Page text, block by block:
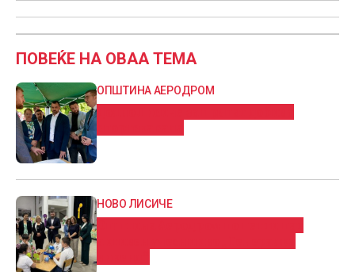
ПОВЕЌЕ НА ОВАА ТЕМА
ОПШТИНА АЕРОДРОМ
НОВО ЛИСИЧЕ